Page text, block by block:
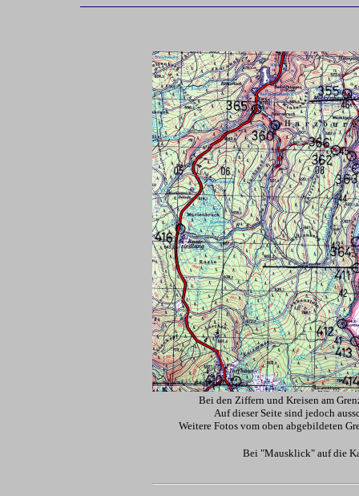
Bei den Ziffern und Kreisen am
Auf dieser Seite sind jedoch
Weitere Fotos vom oben abgebildeten
Bei "Mausklick" auf die